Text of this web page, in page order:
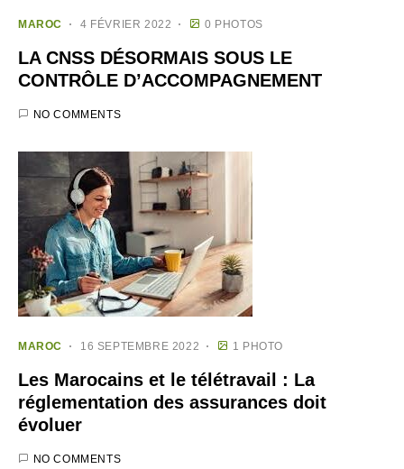
MAROC 4 FÉVRIER 2022 0 PHOTOS
LA CNSS DÉSORMAIS SOUS LE
CONTRÔLE D’ACCOMPAGNEMENT
NO COMMENTS
MAROC 16 SEPTEMBRE 2022 1 PHOTO
Les Marocains et le télétravail : La
réglementation des assurances doit
évoluer
NO COMMENTS